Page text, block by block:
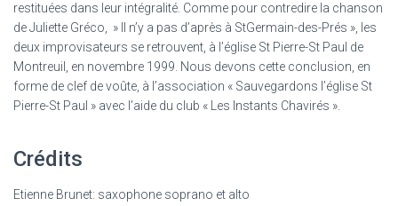
restituées dans leur intégralité. Comme pour contredire la chanson
de Juliette Gréco, » Il n’y a pas d’après à StGermain-des-Prés », les
deux improvisateurs se retrouvent, à l’église St Pierre-St Paul de
Montreuil, en novembre 1999. Nous devons cette conclusion, en
forme de clef de voûte, à l’association « Sauvegardons l’église St
Pierre-St Paul » avec l’aide du club « Les Instants Chavirés ».
Crédits
Etienne Brunet: saxophone soprano et alto